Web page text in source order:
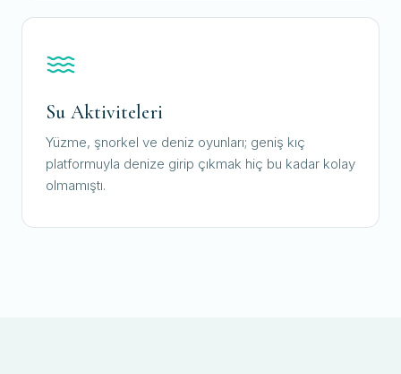
Su Aktiviteleri
Yüzme, şnorkel ve deniz oyunları; geniş kıç
platformuyla denize girip çıkmak hiç bu kadar kolay
olmamıştı.